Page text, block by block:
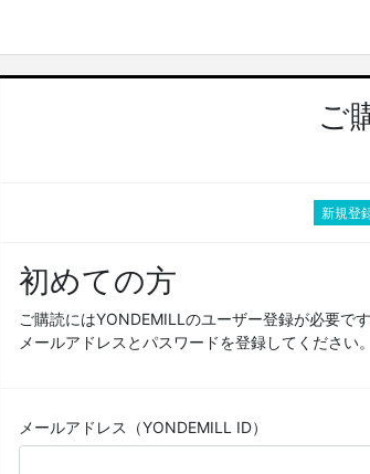
ご
新規登
初めての方
ご購読にはYONDEMILLのユーザー登録が必要です
メールアドレスとパスワードを登録してください。
メールアドレス（YONDEMILL ID）